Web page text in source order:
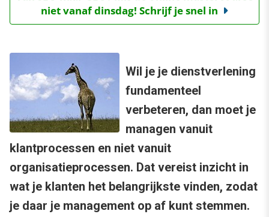
niet vanaf dinsdag! Schrijf je snel in
Wil je je dienstverlening
fundamenteel
verbeteren, dan moet je
managen vanuit
klantprocessen en niet vanuit
organisatieprocessen. Dat vereist inzicht in
wat je klanten het belangrijkste vinden, zodat
je daar je management op af kunt stemmen.